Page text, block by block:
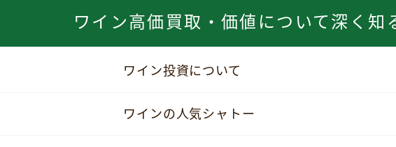
ワイン高価買取・価値について深く知
ワイン投資について
ワインの人気シャトー